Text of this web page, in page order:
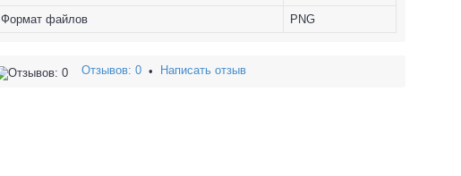
Формат файлов
PNG
Отзывов: 0 • Написать отзыв